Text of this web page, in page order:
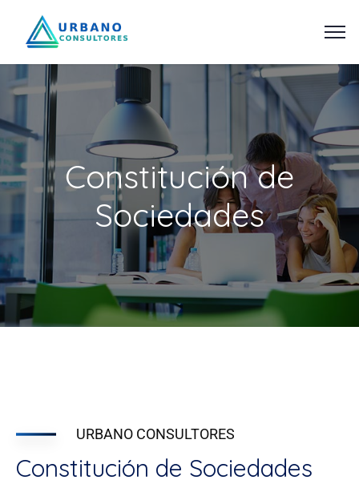
Constitución de
Sociedades
URBANO CONSULTORES
Constitución de Sociedades